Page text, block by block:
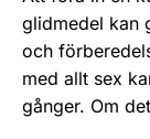
glidmedel kan
och
med allt sex
gånger. Om